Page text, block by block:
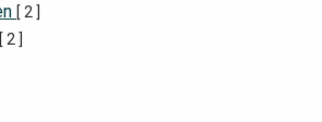
[ 2 ]
[ 2 ]